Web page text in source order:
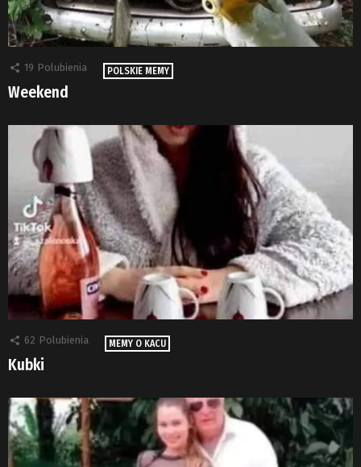
19 Polubienia POLSKIE MEMY
Weekend
62 Polubienia MEMY O KACU
Kubki